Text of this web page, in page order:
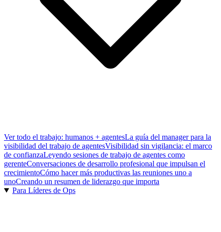
Ver todo el trabajo: humanos + agentesLa guía del manager para la
visibilidad del trabajo de agentesVisibilidad sin vigilancia: el marco
de confianzaLeyendo sesiones de trabajo de agentes como
gerenteConversaciones de desarrollo profesional que impulsan el
crecimientoCómo hacer más productivas las reuniones uno a
unoCreando un resumen de liderazgo que importa
Para Líderes de Ops